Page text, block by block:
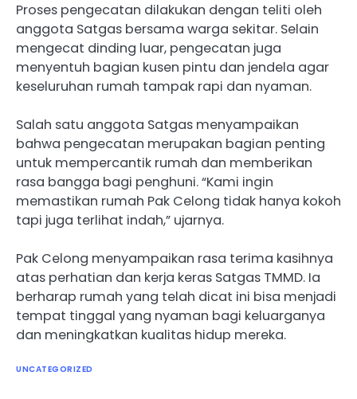
Proses pengecatan dilakukan dengan teliti oleh
anggota Satgas bersama warga sekitar. Selain
mengecat dinding luar, pengecatan juga
menyentuh bagian kusen pintu dan jendela agar
keseluruhan rumah tampak rapi dan nyaman.
Salah satu anggota Satgas menyampaikan
bahwa pengecatan merupakan bagian penting
untuk mempercantik rumah dan memberikan
rasa bangga bagi penghuni. “Kami ingin
memastikan rumah Pak Celong tidak hanya kokoh
tapi juga terlihat indah,” ujarnya.
Pak Celong menyampaikan rasa terima kasihnya
atas perhatian dan kerja keras Satgas TMMD. Ia
berharap rumah yang telah dicat ini bisa menjadi
tempat tinggal yang nyaman bagi keluarganya
dan meningkatkan kualitas hidup mereka.
UNCATEGORIZED